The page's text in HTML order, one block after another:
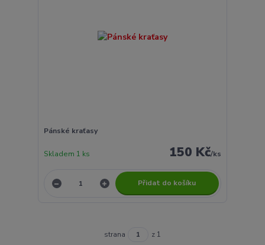
Pánské kraťasy
150 Kč/ks
Skladem 1 ks
Přidat do košíku
strana z 1